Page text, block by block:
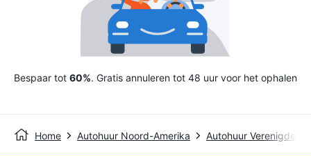
Bespaar tot 60%. Gratis annuleren tot 48 uur voor het ophalen
Home Autohuur Noord-Amerika Autohuur Verenigde